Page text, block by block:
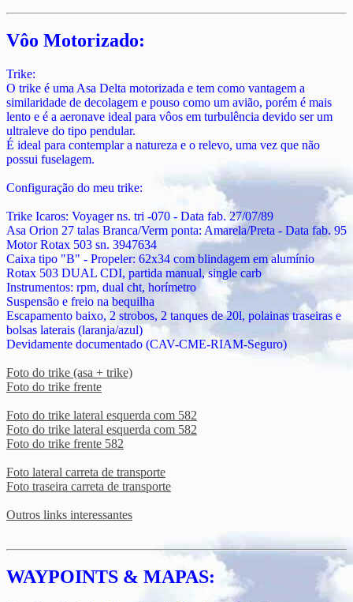
Vôo Motorizado:
Trike:
O trike é uma Asa Delta motorizada e tem como vantagem a
similaridade de decolagem e pouso como um avião, porém é mais
lento e é a aeronave ideal para vôos em turbulência devido ser um
ultraleve do tipo pendular.
É ideal para contemplar a natureza e o relevo, uma vez que não
possui fuselagem.
Configuração do meu trike:
Trike Icaros: Voyager ns. tri -070 - Data fab. 27/07/89
Asa Orion 27 talas Branca/Verm ponta: Amarela/Preta - Data fab. 95
Motor Rotax 503 sn. 3947634
Caixa tipo "B" - Propeler: 62x34 com blindagem em alumínio
Rotax 503 DUAL CDI, partida manual, single carb
Instrumentos: rpm, dual cht, horímetro
Suspensão e freio na bequilha
Escapamento baixo, 2 strobos, 2 tanques de 20l, polainas traseiras e
bolsas laterais (laranja/azul)
Devidamente documentado (CAV-CME-RIAM-Seguro)
Foto do trike (asa + trike)
Foto do trike frente
Foto do trike lateral esquerda com 582
Foto do trike lateral esquerda com 582
Foto do trike frente 582
Foto lateral carreta de transporte
Foto traseira carreta de transporte
Outros links interessantes
WAYPOINTS & MAPAS: